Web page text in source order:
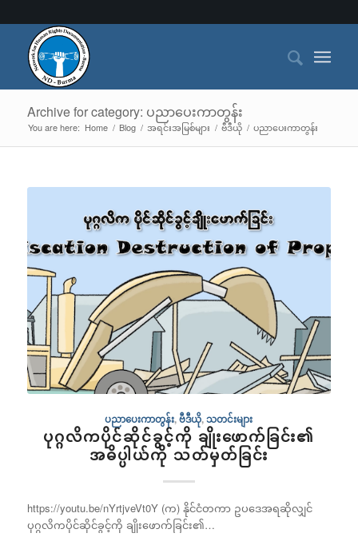
Archive for category: ပညာပေးကာတွန်း
You are here: Home / Blog / အရင်းအမြစ်များ / ဗီဒီယို / ပညာပေးကာတွန်း
ပညာပေးကာတွန်း,ဗီဒီယို,သတင်းများ
ပုဂ္ဂလိကပိုင်ဆိုင်ခွင့်ကို ချိုးဖောက်ခြင်း၏
အဓိပ္ပါယ်ကို သတ်မှတ်ခြင်း
https://youtu.be/nYrtjveVt0Y (က) နိုင်ငံတကာ ဥပဒေအရဆိုလျှင်
ပုဂ္ဂလိကပိုင်ဆိုင်ခွင့်ကို ချိုးဖောက်ခြင်း၏…